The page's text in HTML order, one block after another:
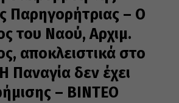
Παρηγορήτριας – Ο
του Ναού, Αρχιμ.
αποκλειστικά στο
Παναγία δεν έχει
– BINTEO